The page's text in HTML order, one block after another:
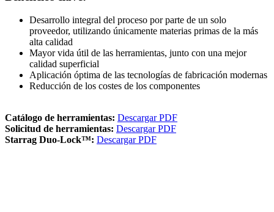
Desarrollo integral del proceso por parte de un solo
proveedor, utilizando únicamente materias primas de la más
alta calidad
Mayor vida útil de las herramientas, junto con una mejor
calidad superficial
Aplicación óptima de las tecnologías de fabricación modernas
Reducción de los costes de los componentes
Catálogo de herramientas: Descargar PDF
Solicitud de herramientas: Descargar PDF
Starrag Duo-Lock™: Descargar PDF